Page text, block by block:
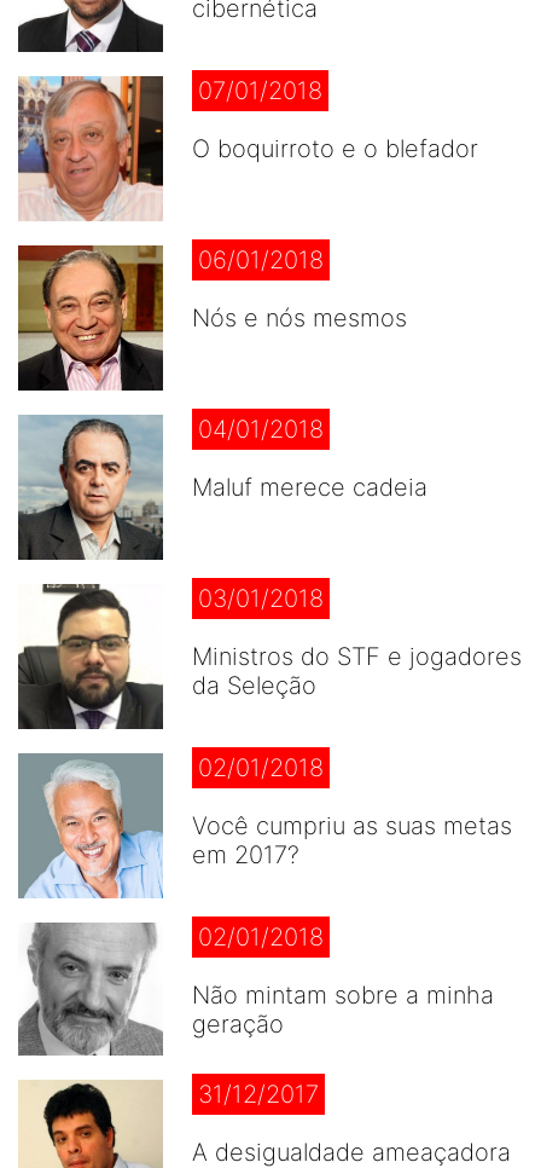
cibernética
07/01/2018
O boquirroto e o blefador
06/01/2018
Nós e nós mesmos
04/01/2018
Maluf merece cadeia
03/01/2018
Ministros do STF e jogadores
da Seleção
02/01/2018
Você cumpriu as suas metas
em 2017?
02/01/2018
Não mintam sobre a minha
geração
31/12/2017
A desigualdade ameaçadora